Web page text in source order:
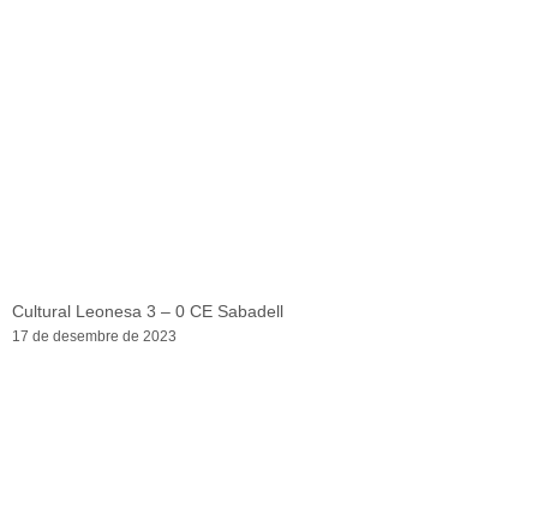
Cultural Leonesa 3 – 0 CE Sabadell
17 de desembre de 2023